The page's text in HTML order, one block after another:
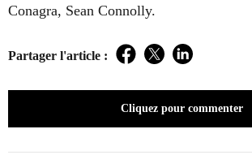
Conagra, Sean Connolly.
Partager l'article : Facebook
TwitterLinkedIn
Cliquez pour commenter